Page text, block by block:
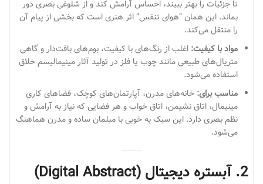
تا جزئیات را بهتر ببیند، احساس آرامش کند و از شلوغی بصری دور
بماند. این همان “هوای تنفس” اثر هنری است که بخشی از پیام آن
را منتقل می‌کند.
مواد با کیفیت: اغلب از رنگ‌های با کیفیت، بوم‌های بافت‌دار و گاهی
متریال‌های طبیعی مانند چوب یا فلز در تولید آثار مینیمالیسم خلاق
استفاده می‌شود.
مناسب برای: خانه‌های مدرن، آپارتمان‌های کوچک، فضاهای کاری
مینیمال، اتاق نشیمن، اتاق خواب و هر فضایی که نیاز به آرامش و
نظم بصری دارد. این سبک به خوبی با مبلمان ساده و مدرن هماهنگ
می‌شود.
2. آبستره دیجیتال (Digital Abstract)